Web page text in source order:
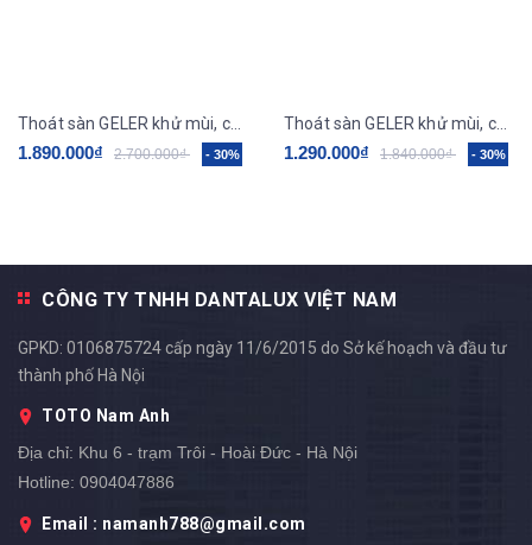
Thoát sàn GELER khử mùi, chống côn trùng GL14
1.890.000₫ 2.700.000₫ - 30%
Thoát sàn GELER khử mùi, chống côn trùng GL12
1.290.000₫ 1.840.000₫ - 30%
CÔNG TY TNHH DANTALUX VIỆT NAM
GPKD: 0106875724 cấp ngày 11/6/2015 do Sở kế hoạch và đầu tư
thành phố Hà Nội
TOTO Nam Anh
Địa chỉ: Khu 6 - trạm Trôi - Hoài Đức - Hà Nội
Hotline: 0904047886
Email : namanh788@gmail.com